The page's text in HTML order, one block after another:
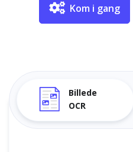
Kom i gang
Billede
OCR